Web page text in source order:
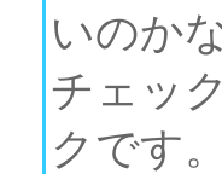
いのか
チェッ
クです。